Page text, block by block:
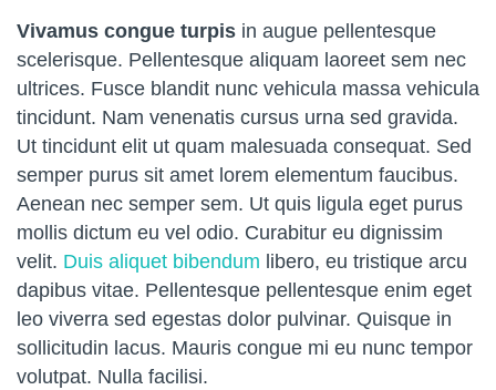
Vivamus congue turpis in augue pellentesque
scelerisque. Pellentesque aliquam laoreet sem nec
ultrices. Fusce blandit nunc vehicula massa vehicula
tincidunt. Nam venenatis cursus urna sed gravida.
Ut tincidunt elit ut quam malesuada consequat. Sed
semper purus sit amet lorem elementum faucibus.
Aenean nec semper sem. Ut quis ligula eget purus
mollis dictum eu vel odio. Curabitur eu dignissim
velit. Duis aliquet bibendum libero, eu tristique arcu
dapibus vitae. Pellentesque pellentesque enim eget
leo viverra sed egestas dolor pulvinar. Quisque in
sollicitudin lacus. Mauris congue mi eu nunc tempor
volutpat. Nulla facilisi.